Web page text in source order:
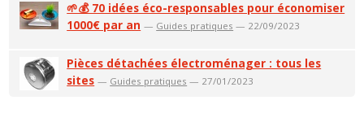
🌱💰 70 idées éco-responsables pour économiser
1000€ par an — Guides pratiques — 22/09/2023
Pièces détachées électroménager : tous les
sites — Guides pratiques — 27/01/2023